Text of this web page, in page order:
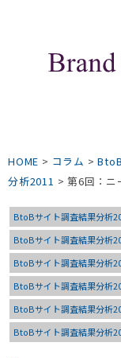
HOME > コラム >
分析2011 >第6回：ニ
BtoBサイト調査結果分析
BtoBサイト調査結果分析
BtoBサイト調査結果分析
BtoBサイト調査結果分析
BtoBサイト調査結果分析
BtoBサイト調査結果分析